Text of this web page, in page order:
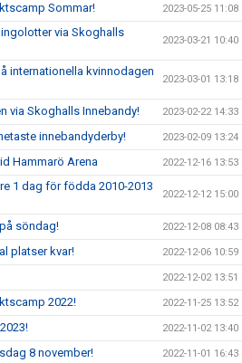
Sommar! 2023-05-25 11:08
via Skoghalls
2023-03-21 10:40
internationella kvinnodagen
2023-03-01 13:18
via Skoghalls Innebandy! 2023-02-22 14:33
innebandyderby! 2023-02-09 13:24
Hammarö Arena 2022-12-16 13:53
1 dag för födda 2010-2013
2022-12-12 15:00
söndag! 2022-12-08 08:43
platser kvar! 2022-12-06 10:59
2022-12-02 13:51
2022! 2022-11-25 13:52
2022-11-02 13:40
8 november! 2022-11-01 16:43